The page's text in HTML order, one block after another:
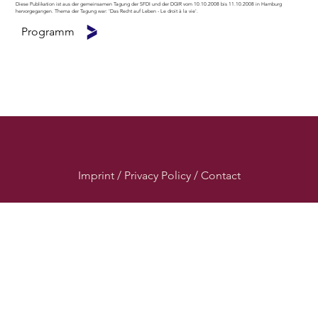
Diese Publikation ist aus der gemeinsamen Tagung der SFDI und der DGIR vom 10.10.2008 bis 11.10.2008 in Hamburg
hervorgegangen. Thema der Tagung war: 'Das Recht auf Leben - Le droit à la vie'.
Programm
Imprint / Privacy Policy / Contact